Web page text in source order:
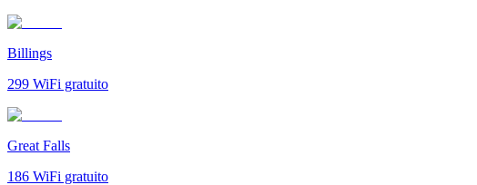
Billings
299 WiFi gratuito
Great Falls
186 WiFi gratuito